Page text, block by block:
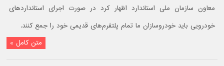
معاون سازمان ملی استاندارد اظهار کرد در صورت اجرای استانداردهای
خودرویی باید خودروسازان ما تمام پلتفرم‌های قدیمی خود را جمع کنند.
متن کامل »